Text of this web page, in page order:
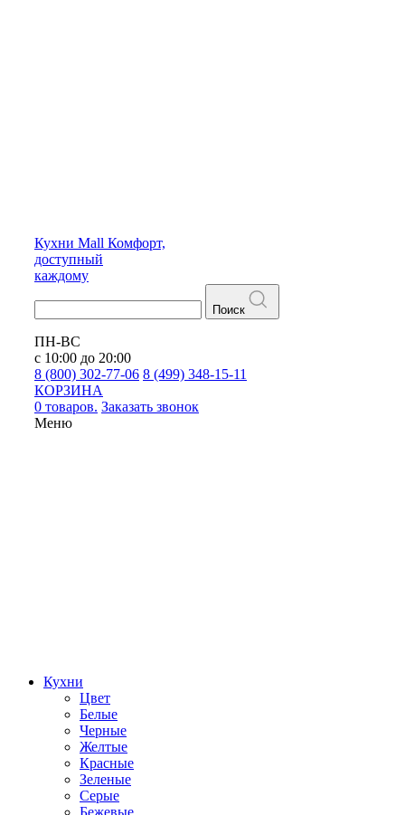
Кухни Mall Комфорт,
доступный
каждому
Поиск
ПН-ВС
с 10:00 до 20:00
8 (800) 302-77-06 8 (499) 348-15-11
КОРЗИНА
0 товаров. Заказать звонок
Меню
Кухни
Цвет
Белые
Черные
Желтые
Красные
Зеленые
Серые
Бежевые